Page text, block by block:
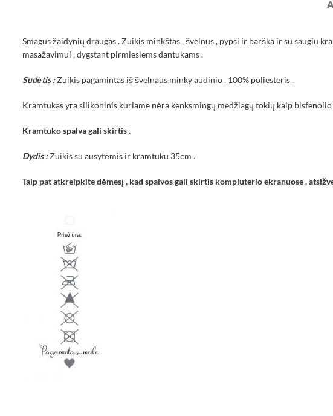
Smagus žaidynių draugas . Zuikis minkštas , švelnus , pypsi ir barška ir su saugiu
masažavimui , dygstant pirmiesiems dantukams .
Sudėtis :Zuikis pagamintas iš švelnaus minky audinio . 100% poliesteris .
Kramtukas yra silikoninis kuriame nėra kenksmingų medžiagų tokių kaip
Kramtuko spalva gali skirtis .
Dydis :Zuikis su ausytėmis ir kramtuku 35cm .
Taip pat atkreipkite dėmesį , kad spalvos gali skirtis kompiuterio ekranuose ,